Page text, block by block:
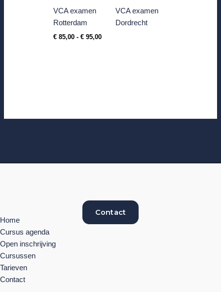
VCA examen
Rotterdam
€85,00 - €95,00
VCA examen
Dordrecht
Contact
Home
Cursus agenda
Open inschrijving
Cursussen
Tarieven
Contact